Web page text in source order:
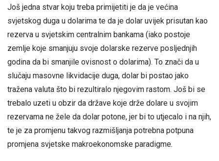
Još jedna stvar koju treba primijetiti je da je većina
svjetskog duga u dolarima te da je dolar uvijek prisutan kao
rezerva u svjetskim centralnim bankama (iako postoje
zemlje koje smanjuju svoje dolarske rezerve posljednjih
godina da bi smanjile ovisnost o dolarima). To znači da u
slučaju masovne likvidacije duga, dolar bi postao jako
tražena valuta što bi rezultiralo njegovim rastom. Još bi se
trebalo uzeti u obzir da države koje drže dolare u svojim
rezervama ne žele da dolar potone, jer bi to utjecalo i na njih,
te je za promjenu takvog razmišljanja potrebna potpuna
promjena svjetske makroekonomske paradigme.